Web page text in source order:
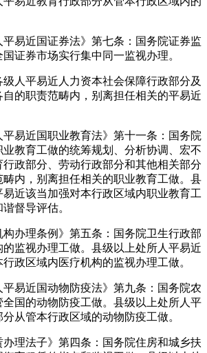
近国证券法》第七条：国务院证券监
证券市场实行集中同一监视办理。
平易近人力资本社会保障行政部分及
的职责范畴内，别离担任相关的平易近
近国职业教育法》第十一条：国务院
教育工做的统筹规划、分析协调、宏不
政部分、劳动行政部分和其他相关部分
内，别离担任相关的职业教育工做。县
近该当加强对本行政区域内职业教育工
督导评估。
理条例》第五条：国务院卫生行政部
监视办理工做。县级以上处所人平易近
政区域内医疗机构的监视办理工做。
近国动物防疫法》第九条：国务院农
国的动物防疫工做。县级以上处所人平
从管本行政区域的动物防疫工做。
法子》第四条：国务院住房和城乡扶